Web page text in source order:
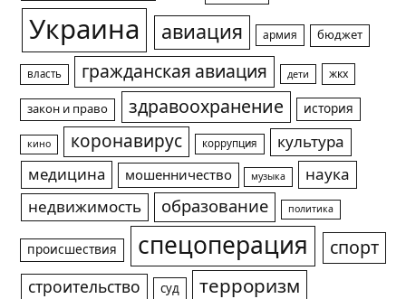
Украина авиация армия бюджет
власть гражданская авиация дети жкх
закон и право здравоохранение история
кино коронавирус коррупция
культура
медицина
мошенничество музыка
наука
недвижимость
образование политика
происшествия спецоперация спорт
строительство суд терроризм